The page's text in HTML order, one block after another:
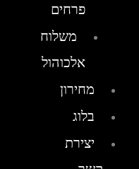
פרחים
משלוח
אלכוהול
מחירון
בלוג
יצירת